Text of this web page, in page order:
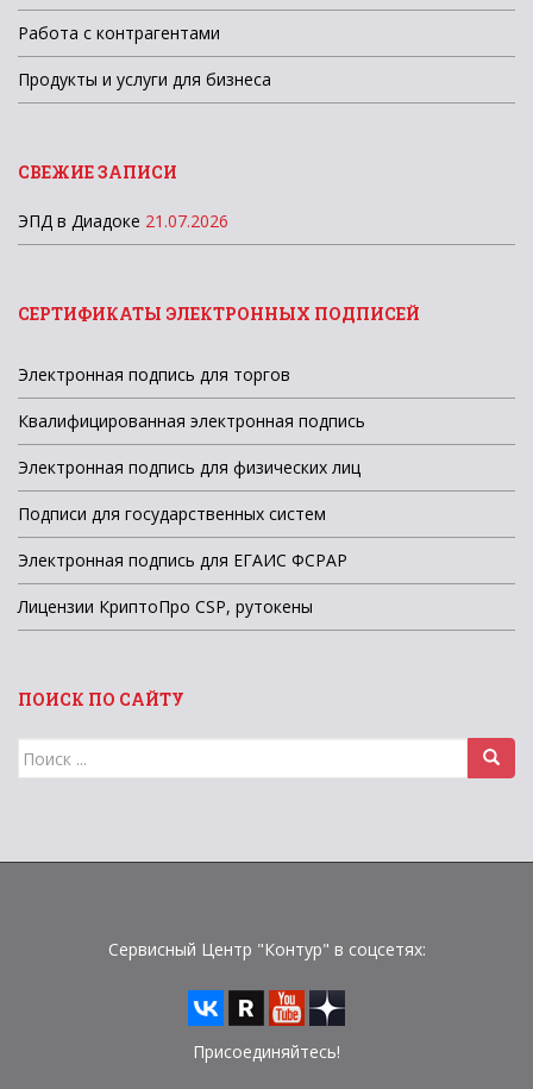
Работа с контрагентами
Продукты и услуги для бизнеса
СВЕЖИЕ ЗАПИСИ
ЭПД в Диадоке 21.07.2026
СЕРТИФИКАТЫ ЭЛЕКТРОННЫХ ПОДПИСЕЙ
Электронная подпись для торгов
Квалифицированная электронная подпись
Электронная подпись для физических лиц
Подписи для государственных систем
Электронная подпись для ЕГАИС ФСРАР
Лицензии КриптоПро CSP, рутокены
ПОИСК ПО САЙТУ
Поиск
для:
Сервисный Центр "Контур" в соцсетях:
Присоединяйтесь!